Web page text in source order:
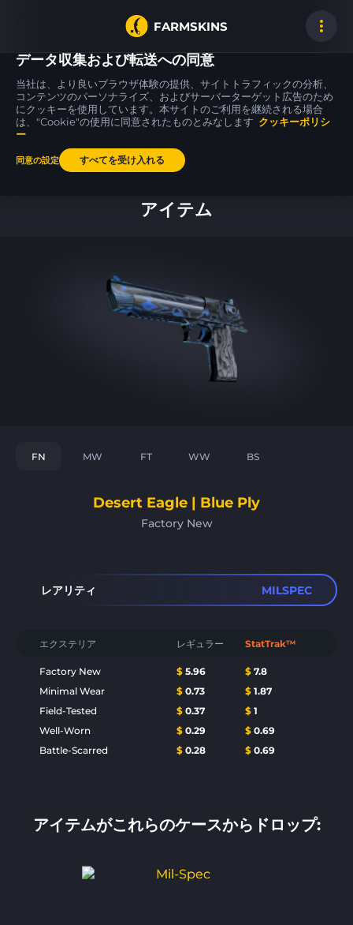
FARMSKINS
17
Zeus x27
Olympus MW 28
M4A1-S
Electrum FT 0
P250
Cassette
ホーム
アイテム
FN MW FT WW BS
Desert Eagle | Blue Ply
Factory New
レアリティ MILSPEC
エクステリア レギュラー StatTrak™
Factory New $ 5.96 $ 7.8
Minimal Wear
$ 0.73 $ 1.87
Field-Tested
$ 0.37 $ 1
Well-Worn
$ 0.29 $ 0.69
Battle-Scarred
$ 0.28 $ 0.69
アイテムがこれらのケースからドロップ:
データ収集および転送への同意
当社は、より良いブラウザ体験の提供、サイトトラフィックの分析、
コンテンツのパーソナライズ、およびサーバーターゲット広告のため
にクッキーを使用しています。本サイトのご利用を継続される場合
は、"Cookie"の使用に同意されたものとみなします クッキーポリシ
ー
同意の設定 すべてを受け入れる